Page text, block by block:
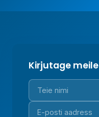
Kirjutage meile